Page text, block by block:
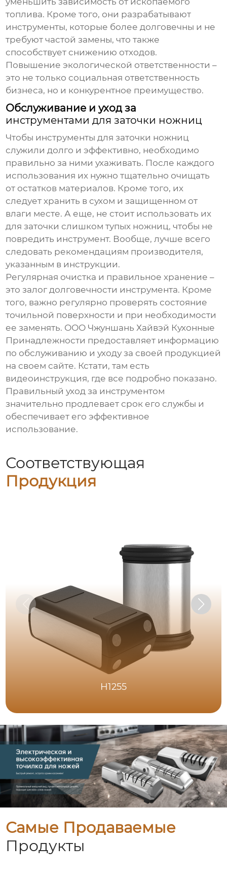
топлива. Кроме того, они разрабатывают
инструменты, которые более долговечны и не
требуют частой замены, что также
способствует снижению отходов.
Повышение экологической ответственности –
это не только социальная ответственность
бизнеса, но и конкурентное преимущество.
Обслуживание и уход за
инструментами для заточки ножниц
Чтобы инструменты для заточки ножниц
служили долго и эффективно, необходимо
правильно за ними ухаживать. После каждого
использования их нужно тщательно очищать
от остатков материалов. Кроме того, их
следует хранить в сухом и защищенном от
влаги месте. А еще, не стоит использовать их
для заточки слишком тупых ножниц, чтобы не
повредить инструмент. Вообще, лучше всего
следовать рекомендациям производителя,
указанным в инструкции.
Регулярная очистка и правильное хранение –
это залог долговечности инструмента. Кроме
того, важно регулярно проверять состояние
точильной поверхности и при необходимости
ее заменять. ООО Чжуншань Хайвэй Кухонные
Принадлежности предоставляет информацию
по обслуживанию и уходу за своей продукцией
на своем сайте. Кстати, там есть
видеоинструкция, где все подробно показано.
Правильный уход за инструментом
значительно продлевает срок его службы и
обеспечивает его эффективное
использование.
Соответствующая
Продукция
H1255
Самые Продаваемые
Продукты